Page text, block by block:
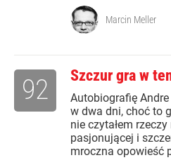
Marcin Meller
Szczur gra w
Autobiografię
w dwa dni, choć to
nie czytałem
pasjonującej i
mroczna opowieść
92